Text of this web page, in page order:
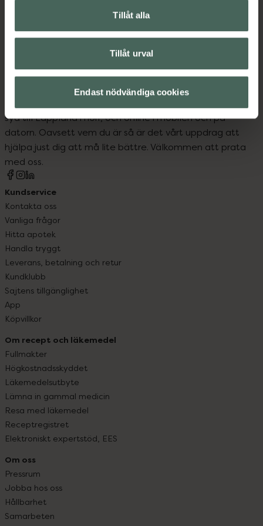
Tillåt alla
Tillåt urval
Endast nödvändiga cookies
Hudvård
syd till Lappland i norr, och online i mobilen och på
datorn. Oavsett vem du är så är det vårt uppdrag att
hjälpa just dig att må lite bättre. Välkommen att prata
med oss.
Kundservice
Kontakta oss
Vanliga frågor
Hitta apotek
Handla tryggt
Leverans, betalning och retur
Kundklubb
Sajtens tillgänglighet
App
Köpvillkor
Om recept och läkemedel
Fullmakter
Högkostnadsskyddet
Läkemedelsutbyte
Lämna in gammal medicin
Resa med läkemedel
Receptregistret
Elektroniskt expertstöd, EES
Om oss
Pressrum
Jobba hos oss
Hållbarhet
Samarbeten